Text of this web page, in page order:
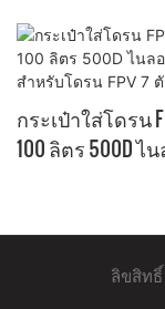
กระเป๋าใส่โดรน
100 ลิตร 500D ไ
ลิขสิท